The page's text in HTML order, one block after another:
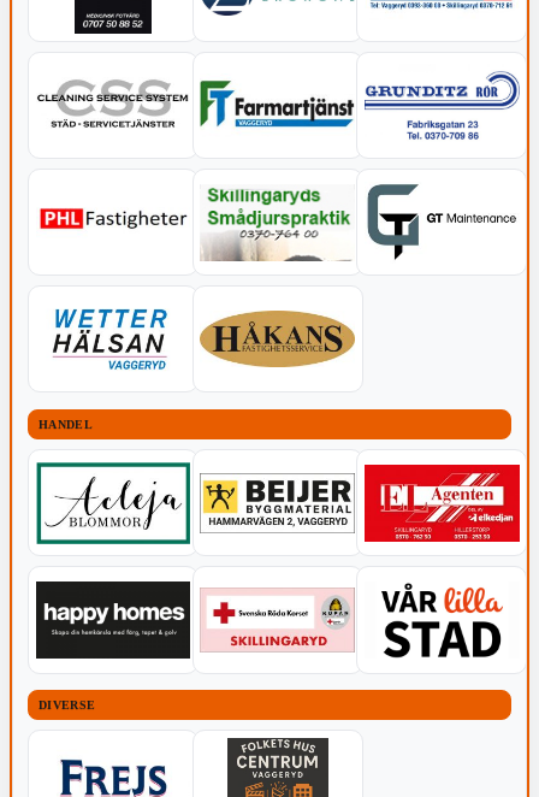
HANDEL
DIVERSE